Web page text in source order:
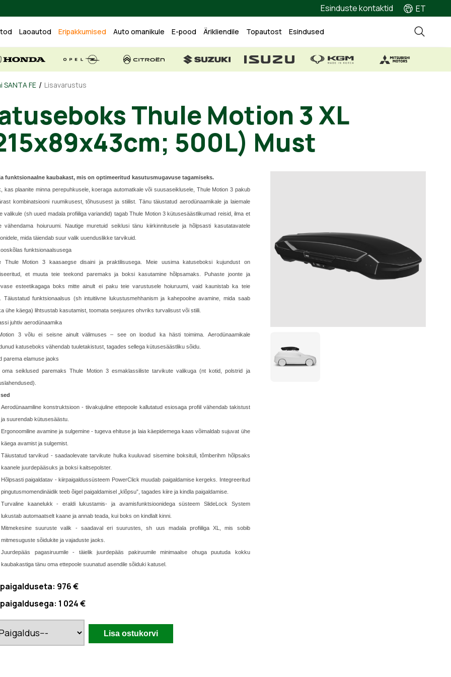
Esinduste kontaktid ET
Laoautod Eripakkumised Auto omanikule E-pood Ärikliendile Topautost Esindused
SANTA FE / Lisavarustus
Thule Motion 3 XL
500L) Must
funktsionaalne kaubakast, mis on optimeeritud kasutusmugavuse tagamiseks.
kas plaanite minna perepuhkusele, koeraga automatkale või suusaseiklusele, Thule Motion 3 pakub
kombinatsiooni ruumikusest, tõhususest ja stiilist. Tänu täiustatud aerodünaamikale ja laiemale
valikule (sh uued madala profiiliga variandid) tagab Thule Motion 3 kütusesäästlikumad reisid, ilma et
vähendama hoiuruumi. Nautige muretuid seiklusi tänu kiirkinnitusele ja hõlpsasti kasutatavatele
mida täiendab suur valik uuenduslikke tarvikuid.
funktsionaalsusega
Thule Motion 3 kaasaegse disaini ja praktilisusega. Meie uusima katuseboksi kujundust on
et muuta teie teekond paremaks ja boksi kasutamine hõlpsamaks. Puhaste joonte ja
esteetikagaga boks mitte ainult ei paku teie varustusele hoiuruumi, vaid kaunistab ka teie
Täiustatud funktsionaalsus (sh intuitiivne lukustusmehhanism ja kahepoolne avamine, mida saab
ühe käega) lihtsustab kasutamist, toomata seejuures ohvriks turvalisust või stiili.
juhtiv aerodünaamika
3 võlu ei seisne ainult välimuses – see on loodud ka hästi toimima. Aerodünaamikale
katuseboks vähendab tuuletakistust, tagades sellega kütusesäästliku sõidu.
parema elamuse jaoks
oma seiklused paremaks Thule Motion 3 esmaklassiliste tarvikute valikuga (nt kotid, polstrid ja
Aerodünaamiline konstruktsioon - tiivakujuline ettepoole kallutatud esiosaga profiil vähendab takistust
ja suurendab kütusesäästu.
Ergonoomiline avamine ja sulgemine - tugeva ehituse ja laia käepidemega kaas võimaldab sujuvat ühe
käega avamist ja sulgemist.
Täiustatud tarvikud - saadaolevate tarvikute hulka kuuluvad sisemine boksituli, tõmberihm hõlpsaks
kaanele juurdepääsuks ja boksi kaitsepolster.
Hõlpsasti paigaldatav - kiirpaigaldussüsteem PowerClick muudab paigaldamise kergeks. Integreeritud
pingutusmomendinäidik teeb õigel paigaldamisel „klõpsu”, tagades kiire ja kindla paigaldamise.
Turvaline kaanelukk - eraldi lukustamis- ja avamisfunktsioonidega süsteem SlideLock System
lukustab automaatselt kaane ja annab teada, kui boks on kindlalt kinni.
Mitmekesine suuruste valik - saadaval eri suurustes, sh uus madala profiiliga XL, mis sobib
mitmesuguste sõidukite ja vajaduste jaoks.
Juurdepääs pagasiruumile - täielik juurdepääs pakiruumile minimaalse ohuga puutuda kokku
kaubakastiga tänu oma ettepoole suunatud asendile sõiduki katusel.
976 €
1 024 €